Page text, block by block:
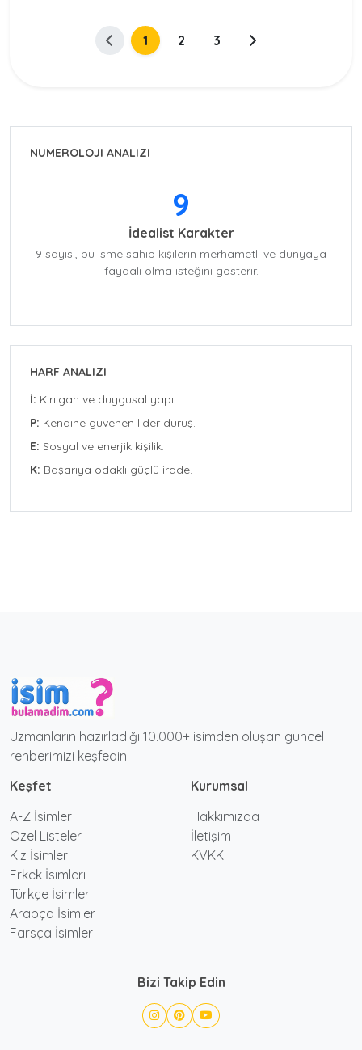
1 2 3
NUMEROLOJI ANALIZI
9
İdealist Karakter
9 sayısı, bu isme sahip kişilerin merhametli ve dünyaya
faydalı olma isteğini gösterir.
HARF ANALIZI
İ: Kırılgan ve duygusal yapı.
P: Kendine güvenen lider duruş.
E: Sosyal ve enerjik kişilik.
K: Başarıya odaklı güçlü irade.
Uzmanların hazırladığı 10.000+ isimden oluşan güncel
rehberimizi keşfedin.
Keşfet
A-Z İsimler
Özel Listeler
Kız İsimleri
Erkek İsimleri
Türkçe İsimler
Arapça İsimler
Farsça İsimler
Kurumsal
Hakkımızda
İletişim
KVKK
Bizi Takip Edin